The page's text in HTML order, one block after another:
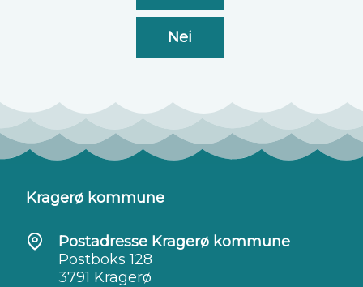
Nei
Kragerø kommune
Postadresse Kragerø kommune
Postboks 128
3791 Kragerø